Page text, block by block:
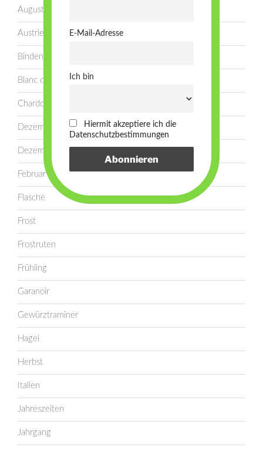
August
Austrieb
Binden
Blanc de Noir
Chardonnay
Dezember
Dezember
Februar
Flasche
Frost
Frostruten
Frühling
Garanoir
Gewürztraminer
Hagel
Herbst
Italien
Jahreszeiten
Jahrgang
E-Mail-Adresse
Ich bin
Hiermit akzeptiere ich die
Datenschutzbestimmungen